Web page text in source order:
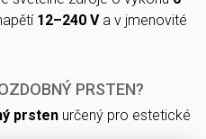
12–240 Va v jmenovité
PRSTEN?
prsten určený pro estetické